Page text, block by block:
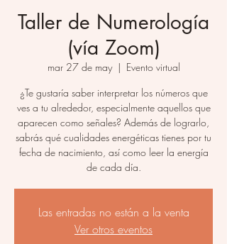
Taller de Numerología
(vía Zoom)
mar 27 de may
  |
Evento virtual
¿Te gustaría saber interpretar los números que
ves a tu alrededor, especialmente aquellos que
aparecen como señales? Además de lograrlo,
sabrás qué cualidades energéticas tienes por tu
fecha de nacimiento, así como leer la energía
de cada día.
Las entradas no están a la venta
Ver otros eventos